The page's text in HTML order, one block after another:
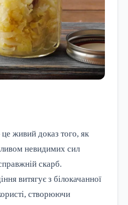
живий доказ того, як
невидимих сил
скарб.
витягує з білокачанної
створюючи